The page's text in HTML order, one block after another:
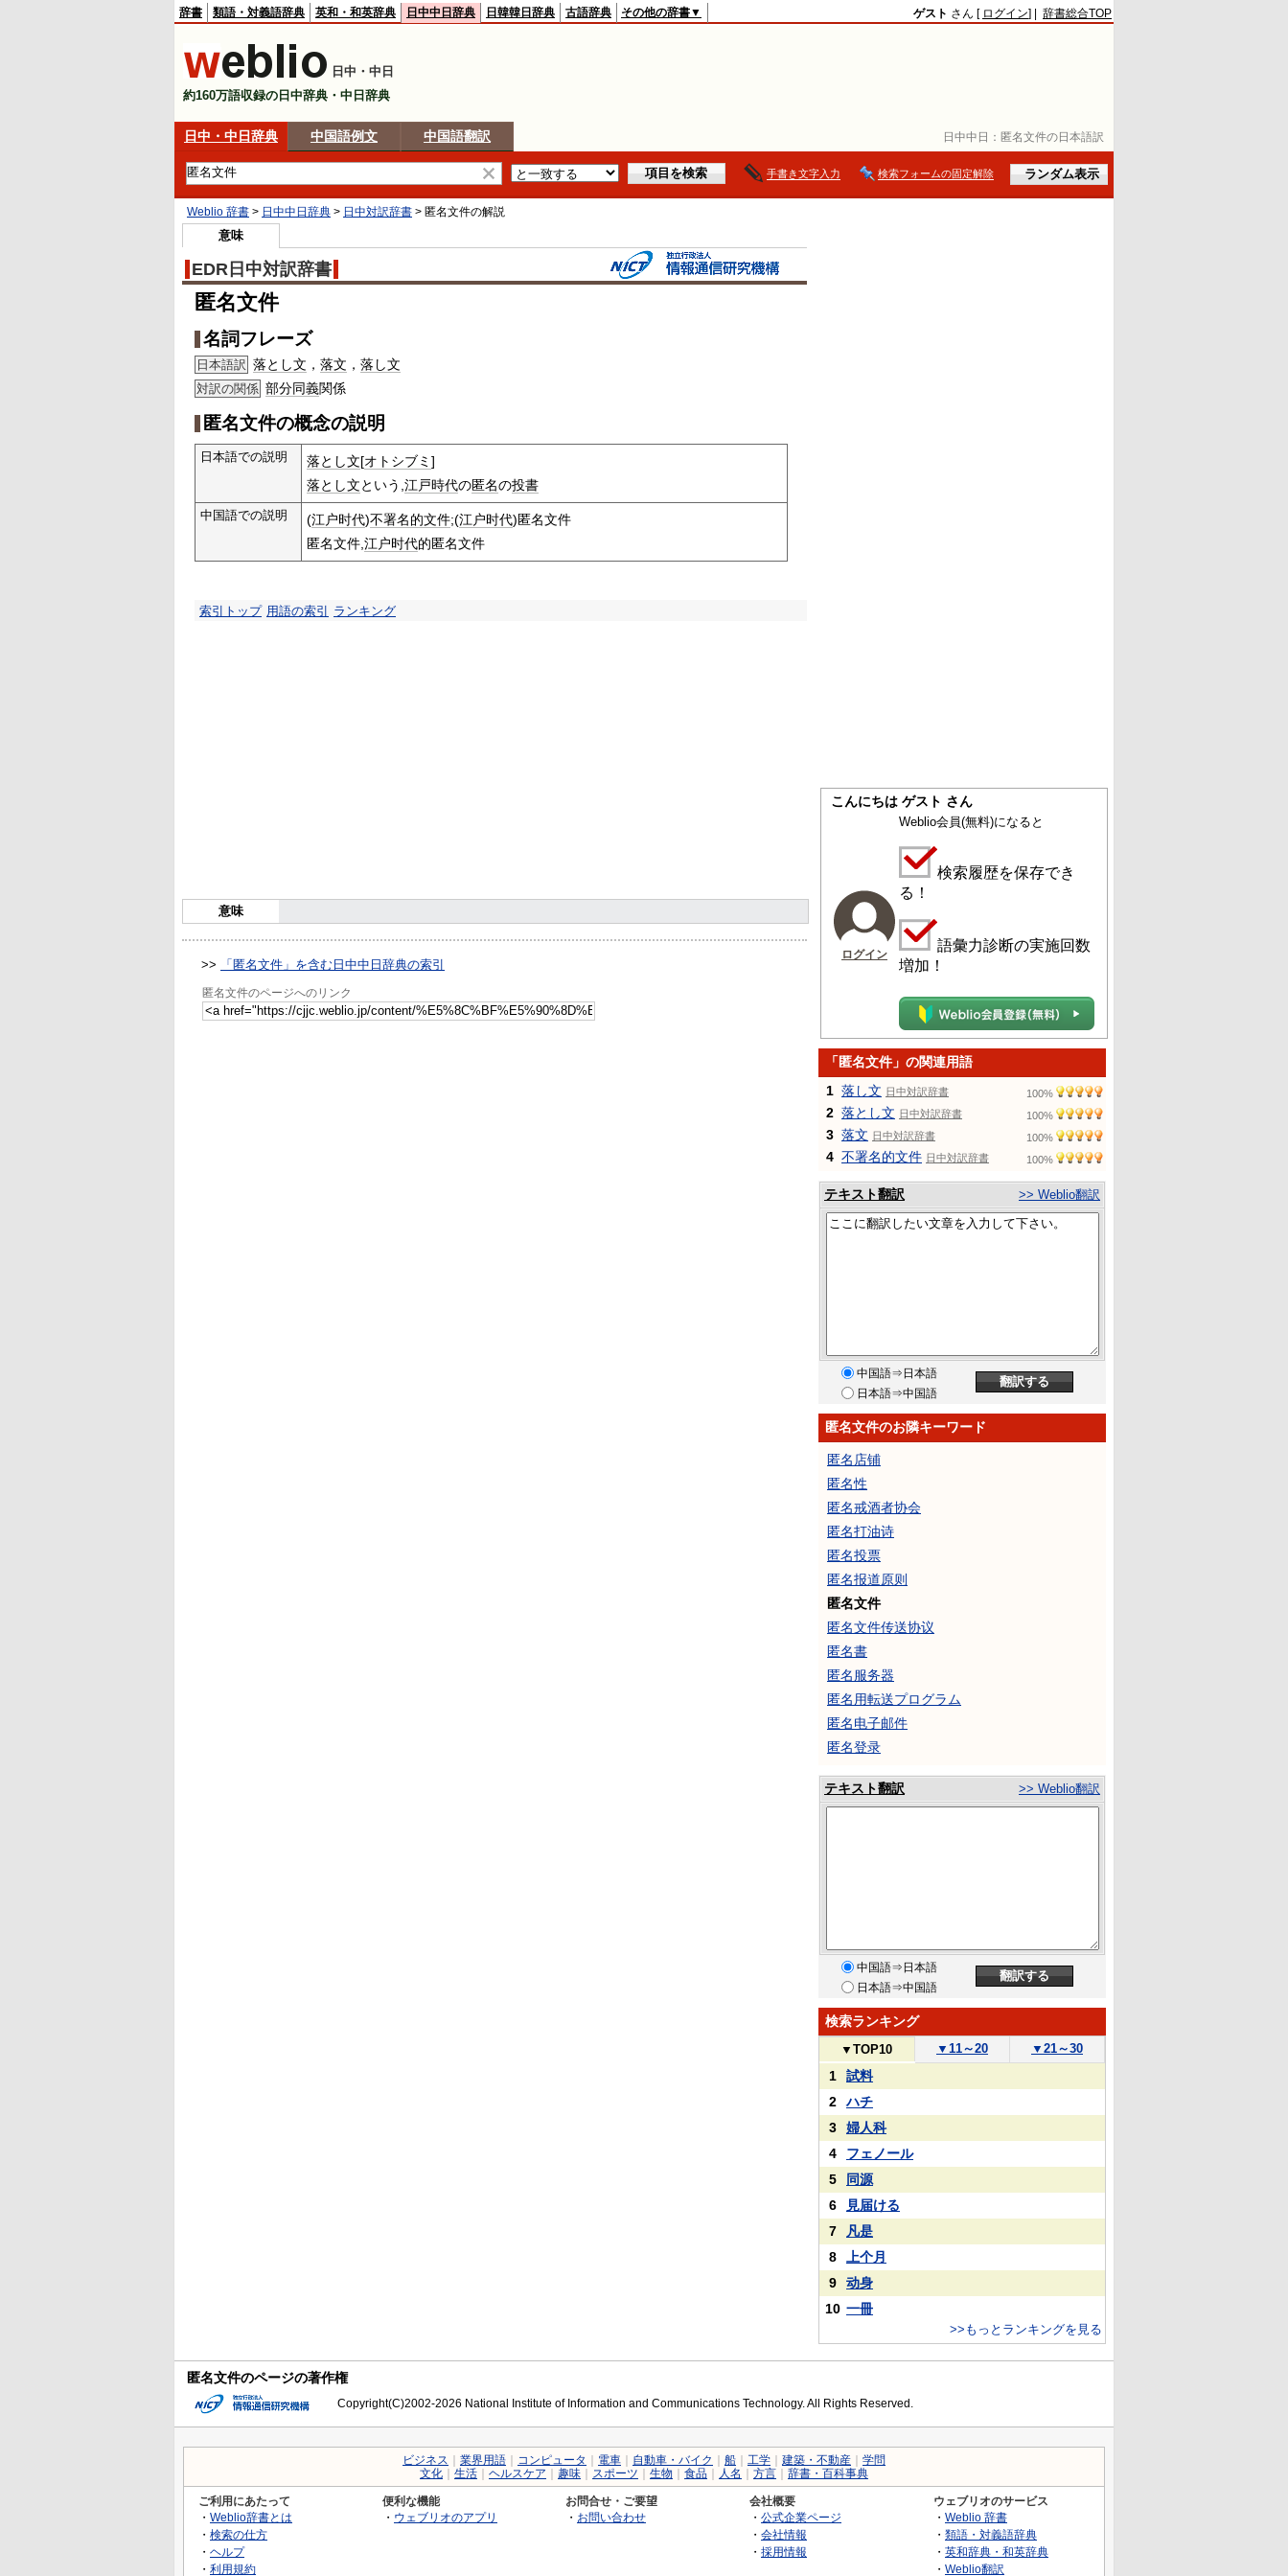
日中中日： 匿名文件の日本語訳
辞書 類語・対義語辞典 英和・和英辞典 日中中日辞典 日韓韓日辞典 古語辞典 その他の辞書▼ ゲスト さん [ ログイン] | 辞書総合TOP
日中・中日
約160万語収録の日中辞典・中日辞典
日中・中日辞典 中国語例文 中国語翻訳
手書き文字入力 検索フォームの固定解除
Weblio 辞書 > 日中中日辞典 > 日中対訳辞書 > 匿名文件の解説
意味
EDR日中対訳辞書
匿名文件
名詞フレーズ
日本語訳 落とし文 ， 落文 ， 落し文
対訳の関係 部分同義関係
匿名文件の概念の説明
日本語での説明 落とし文[オトシブミ ]
落とし文という, 江戸時代の匿名の投書
中国語での説明 (江户时代)不署名的文件;(江户时代)匿名文件
匿名文件, 江户时代的匿名文件
索引トップ 用語の索引 ランキング
意味
>> 「匿名文件」を含む日中中日辞典の索引
匿名文件のページへのリンク
こんにちは ゲスト さん
ログイン
Weblio会員(無料)になると
検索履歴を保存でき
る！
語彙力診断の実施回数
増加！
「匿名文件」の関連用語
1 落し文 日中対訳辞書 100%
2 落とし文 日中対訳辞書 100%
3 落文 日中対訳辞書 100%
4 不署名的文件 日中対訳辞書 100%
テキスト翻訳 >> Weblio翻訳
中国語⇒日本語
日本語⇒中国語
匿名文件のお隣キーワード
匿名店铺
匿名性
匿名戒酒者协会
匿名打油诗
匿名投票
匿名报道原则
匿名文件
匿名文件传送协议
匿名書
匿名服务器
匿名用転送プログラム
匿名电子邮件
匿名登录
テキスト翻訳 >> Weblio翻訳
中国語⇒日本語
日本語⇒中国語
検索ランキング
▼ TOP10 ▼ 11～20 ▼ 21～30
1
試料
2
ハチ
3
婦人科
4
フェノール
5
同源
6
見届ける
7
凡是
8
上个月
9
动身
10 一冊
>>もっとランキングを見る
匿名文件のページの著作権
Copyright(C)2002-2026 National Institute of Information and Communications Technology. All Rights Reserved.
ビジネス 業界用語 コンピュータ 電車 自動車・バイク 船 工学 建築・不動産
学問
文化
生活 ヘルスケア 趣味 スポーツ 生物 食品 人名 方言 辞書・百科事典
ご利用にあたって
・ Weblio辞書とは
・ 検索の仕方
・ ヘルプ
・ 利用規約
便利な機能
・ ウェブリオのアプリ
お問合せ・ご要望
・ お問い合わせ
会社概要
・ 公式企業ページ
・ 会社情報
・ 採用情報
ウェブリオのサービス
・ Weblio 辞書
・ 類語・対義語辞典
・ 英和辞典・和英辞典
・ Weblio翻訳